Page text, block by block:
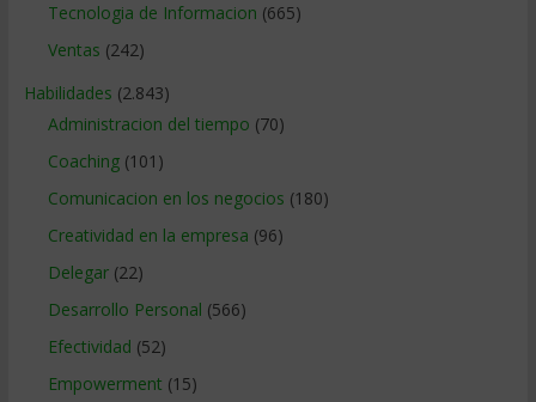
Tecnologia de Informacion (665)
Ventas (242)
Habilidades (2.843)
Administracion del tiempo (70)
Coaching(101)
Comunicacion en los negocios (180)
Creatividad en la empresa (96)
Delegar(22)
Desarrollo Personal (566)
Efectividad (52)
Empowerment (15)